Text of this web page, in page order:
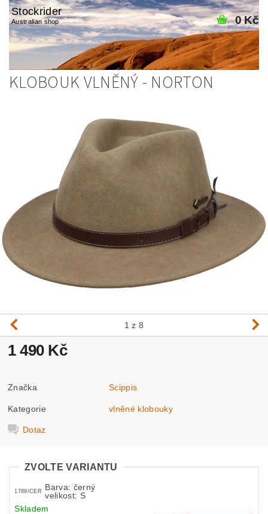
Stockrider
Australian shop 0 Kč
KLOBOUK VLNĚNÝ - NORTON
1 z 8
1 490 Kč
Značka Scippis
Kategorie vlněné klobouky
Dotaz
ZVOLTE VARIANTU
1789/CER
Barva: černý
velikost: S
Skladem